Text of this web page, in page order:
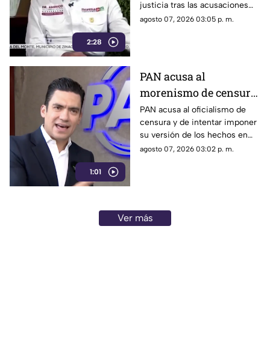
2:28
justicia tras las acusaciones
contra exfuncionarios de
agosto 07, 2026 03:05 p. m.
1:01
PAN acusa al
morenismo de censura
y de imponer narrativa
en el debate público
PAN acusa al oficialismo de
censura y de intentar imponer
su versión de los hechos en
medio del debate político
agosto 07, 2026 03:02 p. m.
Ver más